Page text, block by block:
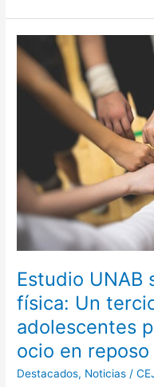
Estudio UNAB
física: Un
adolescentes
ocio en reposo
Destacados, Noticias /
Estudio
UNAB
sobre
actividad
los
adolescentes
pasa
su
tiempo
de
ocio
reposo